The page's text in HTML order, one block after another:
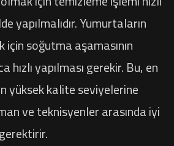
yapılmalıdır. Yumurtaların
soğutma aşamasının
hızlı yapılması gerekir. Bu, en
yüksek kalite seviyelerine
ve teknisyenler arasında iyi